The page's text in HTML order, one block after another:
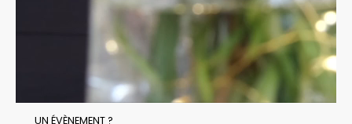
UN ÉVÈNEMENT ?